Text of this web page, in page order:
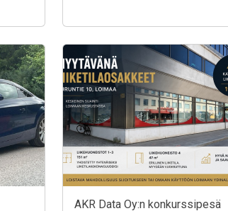
AKR Data Oy:n konkurssipesä